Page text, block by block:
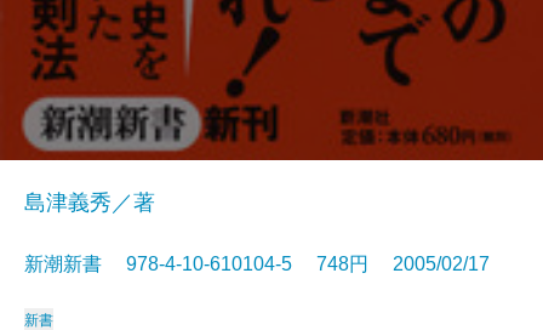
島津義秀／著
新潮新書 978-4-10-610104-5 748円 2005/02/17
新書